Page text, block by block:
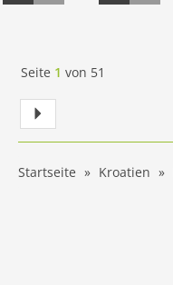
Seite 1 von 51
Startseite Kroatien